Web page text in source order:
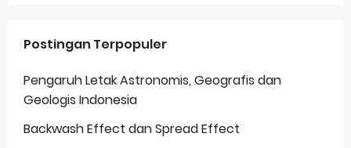
Postingan Terpopuler
Pengaruh Letak Astronomis, Geografis dan
Geologis Indonesia
Backwash Effect dan Spread Effect